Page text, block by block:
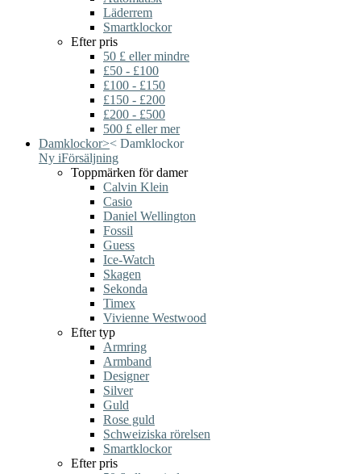
Läderrem
Smartklockor
Efter pris
50 £ eller mindre
£50 - £100
£100 - £150
£150 - £200
£200 - £500
500 £ eller mer
Damklockor>< Damklockor
Ny iFörsäljning
Toppmärken för damer
Calvin Klein
Casio
Daniel Wellington
Fossil
Guess
Ice-Watch
Skagen
Sekonda
Timex
Vivienne Westwood
Efter typ
Armring
Armband
Designer
Silver
Guld
Rose guld
Schweiziska rörelsen
Smartklockor
Efter pris